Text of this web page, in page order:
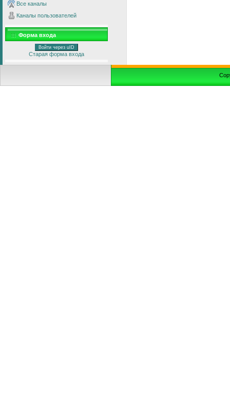
Все каналы
Каналы пользователей
Форма входа
Войти через uID
Старая форма входа